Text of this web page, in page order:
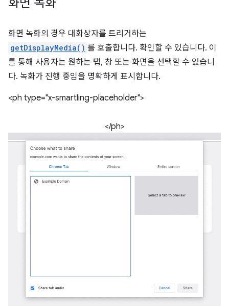
화면 녹화
화면 녹화의 경우 대화상자를 트리거하는
getDisplayMedia() 를 호출합니다. 확인할 수 있습니다. 이
를 통해 사용자는 원하는 탭, 창 또는 화면을 선택할 수 있습니
다. 녹화가 진행 중임을 명확하게 표시합니다.
<ph type="x-smartling-placeholder">
</ph>